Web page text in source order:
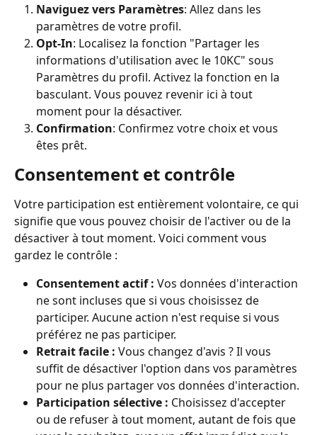
Naviguez vers Paramètres: Allez dans les
paramètres de votre profil.
Opt-In: Localisez la fonction "Partager les
informations d'utilisation avec le 10KC" sous
Paramètres du profil. Activez la fonction en la
basculant. Vous pouvez revenir ici à tout
moment pour la désactiver.
Confirmation: Confirmez votre choix et vous
êtes prêt.
Consentement et contrôle
Votre participation est entièrement volontaire, ce qui
signifie que vous pouvez choisir de l'activer ou de la
désactiver à tout moment. Voici comment vous
gardez le contrôle :
Consentement actif : Vos données d'interaction
ne sont incluses que si vous choisissez de
participer. Aucune action n'est requise si vous
préférez ne pas participer.
Retrait facile : Vous changez d'avis ? Il vous
suffit de désactiver l'option dans vos paramètres
pour ne plus partager vos données d'interaction.
Participation sélective : Choisissez d'accepter
ou de refuser à tout moment, autant de fois que